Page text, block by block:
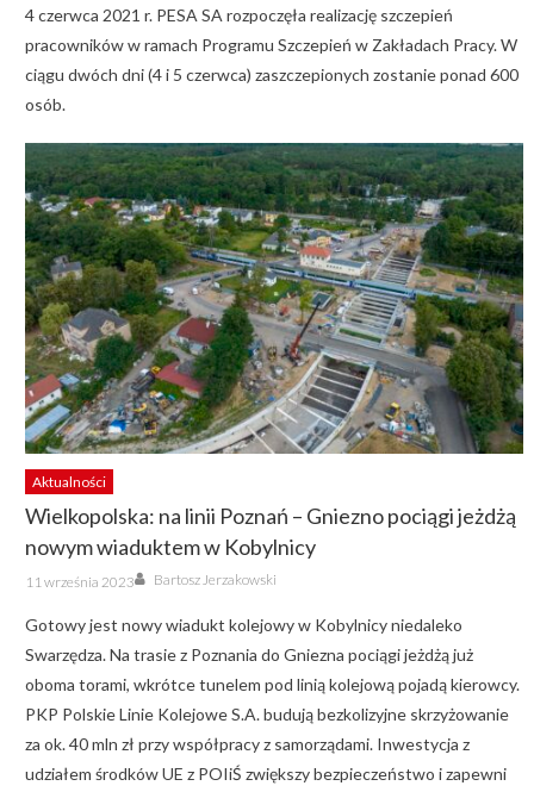
4 czerwca 2021 r. PESA SA rozpoczęła realizację szczepień
pracowników w ramach Programu Szczepień w Zakładach Pracy. W
ciągu dwóch dni (4 i 5 czerwca) zaszczepionych zostanie ponad 600
osób.
Aktualności
Wielkopolska: na linii Poznań – Gniezno pociągi jeżdżą
nowym wiaduktem w Kobylnicy
Posted
on
11 września 2023 Author
Bartosz Jerzakowski
Gotowy jest nowy wiadukt kolejowy w Kobylnicy niedaleko
Swarzędza. Na trasie z Poznania do Gniezna pociągi jeżdżą już
oboma torami, wkrótce tunelem pod linią kolejową pojadą kierowcy.
PKP Polskie Linie Kolejowe S.A. budują bezkolizyjne skrzyżowanie
za ok. 40 mln zł przy współpracy z samorządami. Inwestycja z
udziałem środków UE z POIiŚ zwiększy bezpieczeństwo i zapewni